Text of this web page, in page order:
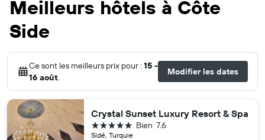
Meilleurs hôtels à Côte
Side
Ce sont les meilleurs prix pour : 15 -
16 août.
Modifier les dates
Crystal Sunset Luxury Resort & Spa
Sidé, Turquie
7.6
Bien
5 étoiles